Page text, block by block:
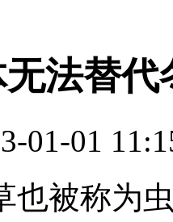
法替
01-01
也被称为